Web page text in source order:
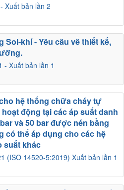
Xuất bản lần 2
- Xuất bản lần 1
Sol-khí - Yêu cầu về thiết kế,
(ISO 14520-5:2019) Xuất bản lần 1
hệ thống chữa cháy tự
động tại các áp suất danh
và 50 bar được nén bằng
có thể áp dụng cho các hệ
suất khác